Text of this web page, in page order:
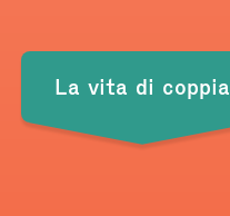
La vita di coppia